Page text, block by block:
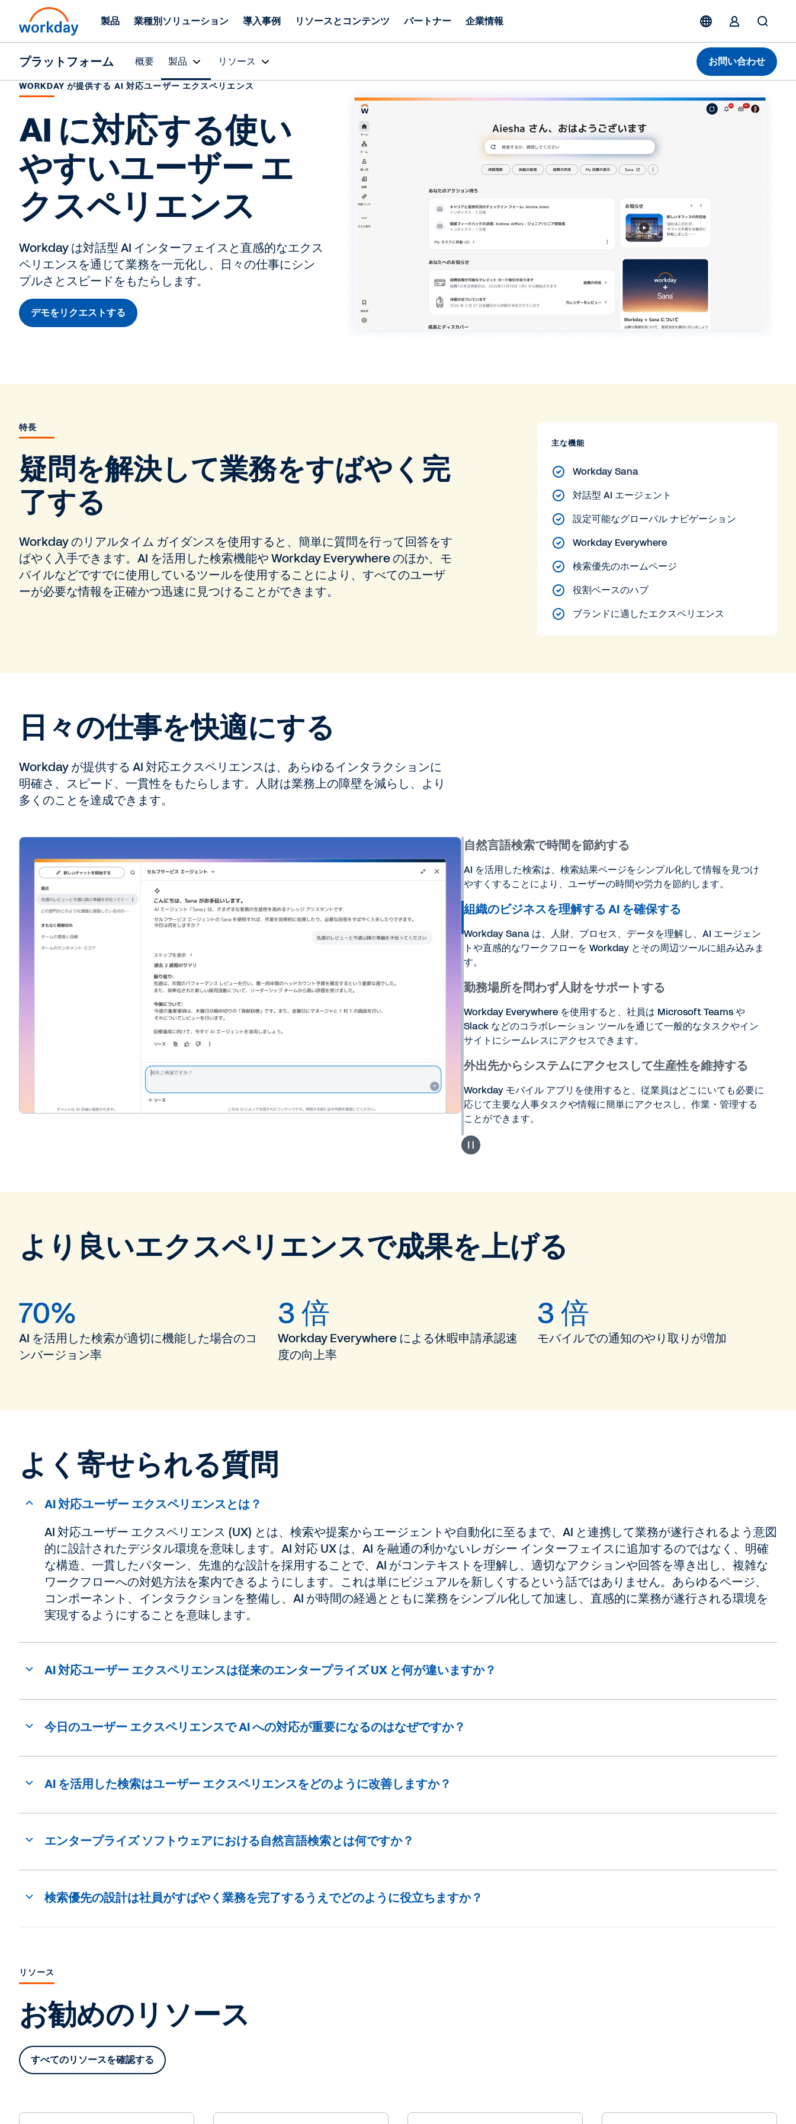
製品 業種別ソリューション 導入事例 リソースとコンテンツ パートナー 企業情報
プラットフォーム 概要 製品 リソース お問い合わせ
WORKDAY が提供する AI 対応ユーザー エクスペリエンス
AI に対応する使い
やすいユーザー エ
クスペリエンス
Workday は対話型 AI インターフェイスと直感的なエクス
ペリエンスを通じて業務を一元化し、日々の仕事にシン
プルさとスピードをもたらします。
デモをリクエストする
特長
疑問を解決して業務をすばやく完
了する
Workday のリアルタイム ガイダンスを使用すると、簡単に質問を行って回答をす
ばやく入手できます。AI を活用した検索機能や Workday Everywhere のほか、モ
バイルなどですでに使用しているツールを使用することにより、すべてのユーザ
ーが必要な情報を正確かつ迅速に見つけることができます。
主な機能
Workday Sana
対話型 AI エージェント
設定可能なグローバル ナビゲーション
Workday Everywhere
検索優先のホームページ
役割ベースのハブ
ブランドに適したエクスペリエンス
日々の仕事を快適にする
Workday が提供する AI 対応エクスペリエンスは、あらゆるインタラクションに
明確さ、スピード、一貫性をもたらします。人財は業務上の障壁を減らし、より
多くのことを達成できます。
自然言語検索で時間を節約する
AI を活用した検索は、検索結果ページをシンプル化して情報を見つけ
やすくすることにより、ユーザーの時間や労力を節約します。
組織のビジネスを理解する AI を確保する
Workday Sana は、人財、プロセス、データを理解し、AI エージェン
トや直感的なワークフローを Workday とその周辺ツールに組み込みま
す。
勤務場所を問わず人財をサポートする
Workday Everywhere を使用すると、社員は Microsoft Teams や
Slack などのコラボレーション ツールを通じて一般的なタスクやイン
サイトにシームレスにアクセスできます。
外出先からシステムにアクセスして生産性を維持する
Workday モバイル アプリを使用すると、従業員はどこにいても必要に
応じて主要な人事タスクや情報に簡単にアクセスし、作業・管理する
ことができます。
より良いエクスペリエンスで成果を上げる
70%
AI を活用した検索が適切に機能した場合のコ
ンバージョン率
3 倍
Workday Everywhere による休暇申請承認速
度の向上率
3 倍
モバイルでの通知のやり取りが増加
よく寄せられる質問
AI 対応ユーザー エクスペリエンスとは？
AI 対応ユーザー エクスペリエンス (UX) とは、検索や提案からエージェントや自動化に至るまで、AI と連携して業務が遂行されるよう意図
的に設計されたデジタル環境を意味します。AI 対応 UX は、AI を融通の利かないレガシー インターフェイスに追加するのではなく、明確
な構造、一貫したパターン、先進的な設計を採用することで、AI がコンテキストを理解し、適切なアクションや回答を導き出し、複雑な
ワークフローへの対処方法を案内できるようにします。これは単にビジュアルを新しくするという話ではありません。あらゆるページ、
コンポーネント、インタラクションを整備し、AI が時間の経過とともに業務をシンプル化して加速し、直感的に業務が遂行される環境を
実現するようにすることを意味します。
AI 対応ユーザー エクスペリエンスは従来のエンタープライズ UX と何が違いますか？
今日のユーザー エクスペリエンスで AI への対応が重要になるのはなぜですか？
AI を活用した検索はユーザー エクスペリエンスをどのように改善しますか？
エンタープライズ ソフトウェアにおける自然言語検索とは何ですか？
検索優先の設計は社員がすばやく業務を完了するうえでどのように役立ちますか？
リソース
お勧めのリソース
すべてのリソースを確認する